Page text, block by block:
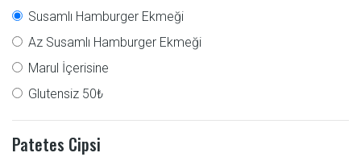
Susamlı Hamburger Ekmeği
Az Susamlı Hamburger Ekmeği
Marul İçerisine
Glutensiz 50₺
Patetes Cipsi